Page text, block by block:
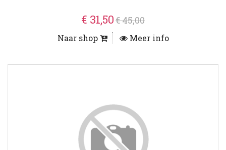
€ 31,50€ 45,00
Naar shop Meer info